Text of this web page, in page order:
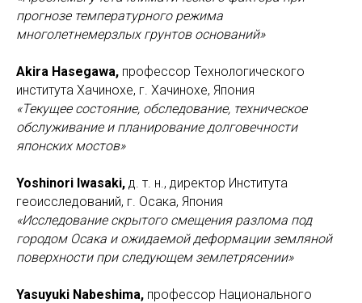
прогнозе температурного режима
многолетнемерзлых грунтов оснований»
Akira Hasegawa, профессор Технологического
института Хачинохе, г. Хачинохе, Япония
«Текущее состояние, обследование, техническое
обслуживание и планирование долговечности
японских мостов»
Yoshinori Iwasaki, д. т. н., директор Института
геоисследований, г. Осака, Япония
«Исследование скрытого смещения разлома под
городом Осака и ожидаемой деформации земляной
поверхности при следующем землетрясении»
Yasuyuki Nabeshima, профессор Национального